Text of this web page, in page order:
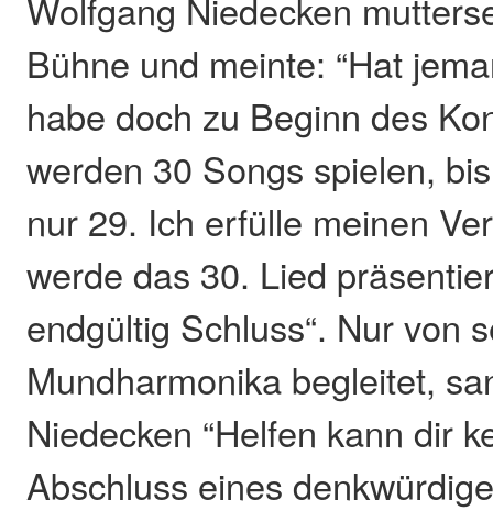
Bühne und meinte: “Hat
habe doch zu Beginn des
werden 30 Songs spielen,
nur 29. Ich erfülle meinen
werde das 30. Lied
endgültig Schluss“. Nur von
Mundharmonika begleitet,
Niedecken “Helfen kann dir
Abschluss eines